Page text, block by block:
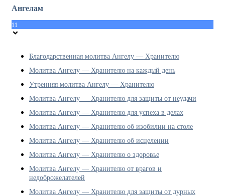
Ангелам
11
Благодарственная молитва Ангелу — Хранителю
Молитва Ангелу — Хранителю на каждый день
Утренняя молитва Ангелу — Хранителю
Молитва Ангелу — Хранителю для защиты от неудачи
Молитва Ангелу — Хранителю для успеха в делах
Молитва Ангелу — Хранителю об изобилии на столе
Молитва Ангелу — Хранителю об исцелении
Молитва Ангелу — Хранителю о здоровье
Молитва Ангелу — Хранителю от врагов и
недоброжелателей
Молитва Ангелу — Хранителю для защиты от дурных